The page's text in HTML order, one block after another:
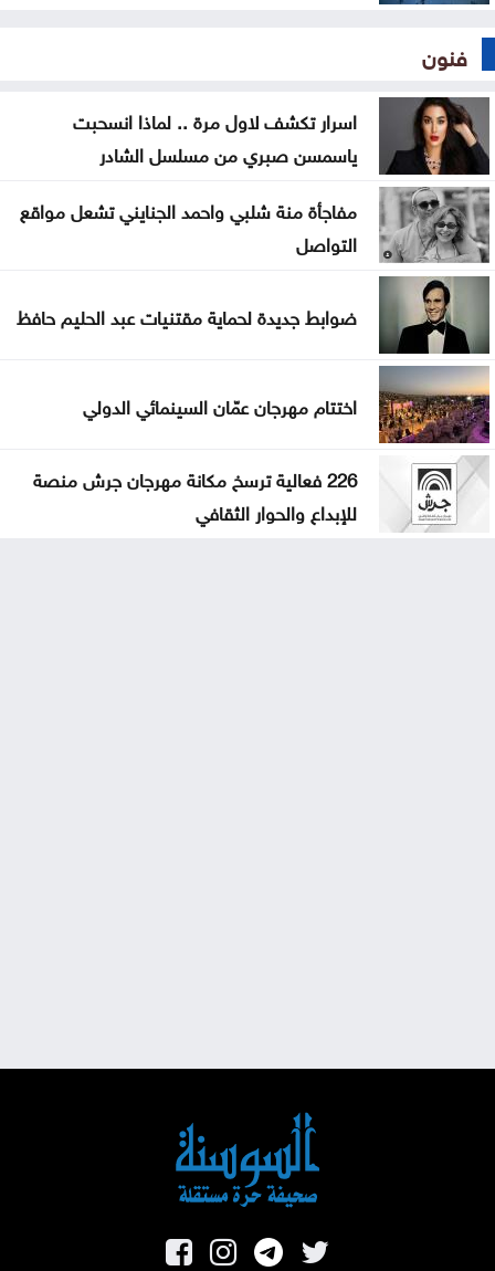
فنون
اسرار تكشف لاول مرة .. لماذا انسحبت
ياسمسن صبري من مسلسل الشادر
مفاجأة منة شلبي واحمد الجنايني تشعل مواقع
التواصل
ضوابط جديدة لحماية مقتنيات عبد الحليم حافظ
اختتام مهرجان عمّان السينمائي الدولي
226 فعالية ترسخ مكانة مهرجان جرش منصة
للإبداع والحوار الثقافي